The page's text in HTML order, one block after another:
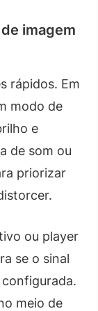
imagem
rápidos. Em
modo de
e
de som ou
priorizar
ou player
se o sinal
meio de